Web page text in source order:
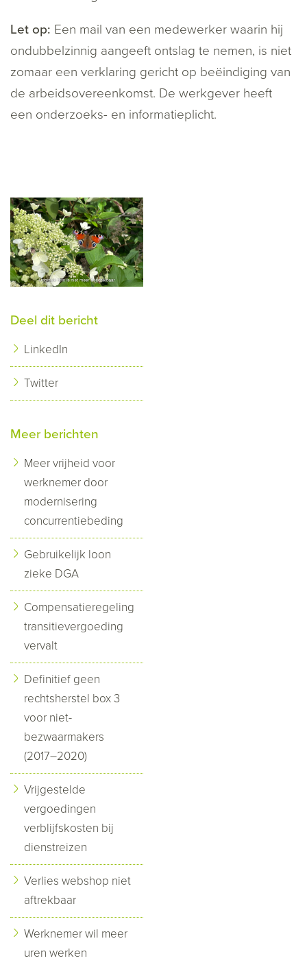
Let op: Een mail van een medewerker waarin hij
ondubbelzinnig aangeeft ontslag te nemen, is niet
zomaar een verklaring gericht op beëindiging van
de arbeidsovereenkomst. De werkgever heeft
een onderzoeks- en informatieplicht.
Deel dit bericht
LinkedIn
Twitter
Meer berichten
Meer vrijheid voor
werknemer door
modernisering
concurrentiebeding
Gebruikelijk loon
zieke DGA
Compensatieregeling
transitievergoeding
vervalt
Definitief geen
rechtsherstel box 3
voor niet-
bezwaarmakers
(2017–2020)
Vrijgestelde
vergoedingen
verblijfskosten bij
dienstreizen
Verlies webshop niet
aftrekbaar
Werknemer wil meer
uren werken